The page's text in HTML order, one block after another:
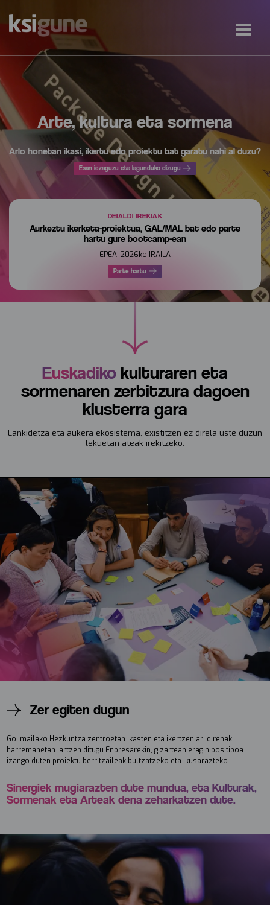
Arte, kultura eta sormena
Arlo honetan ikasi, ikertu edo proiektu bat garatu nahi al duzu?
Esan iezaguzu eta lagunduko dizugu
DEIALDI IREKIAK
Aurkeztu ikerketa-proiektua, GAL/MAL bat edo parte
hartu gure bootcamp-ean
EPEA: 2026ko IRAILA
Parte hartu
Euskadikokulturaren eta
sormenaren zerbitzura dagoen
klusterra gara
Lankidetza eta aukera ekosistema, existitzen ez direla uste duzun
lekuetan ateak irekitzeko.
Zer egiten dugun
Goi mailako Hezkuntza zentroetan ikasten eta ikertzen ari direnak
harremanetan jartzen ditugu Enpresarekin, gizartean eragin positiboa
izango duten proiektu berritzaileak bultzatzeko eta ikusarazteko.
Sinergiek mugiarazten dute mundua, eta Kulturak,
Sormenak eta Arteak dena zeharkatzen dute.